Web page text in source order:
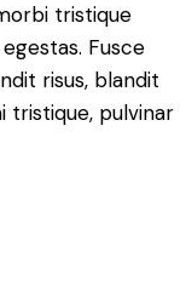
tristique
Fusce
risus, blandit
tristique, pulvinar